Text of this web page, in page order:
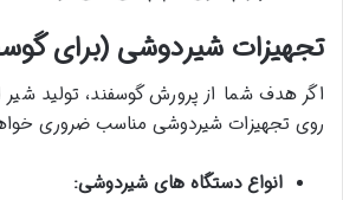
تجهیزات شیردوشی (برای
اگر هدف شما از پرورش گوسفند، تولید
روی تجهیزات شیردوشی مناسب ضروری
انواع دستگاه های شیردوشی: